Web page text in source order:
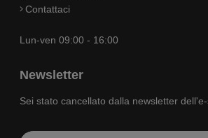
Contattaci
Lun-ven 09:00 - 16:00
Newsletter
Sei stato cancellato dalla newsletter